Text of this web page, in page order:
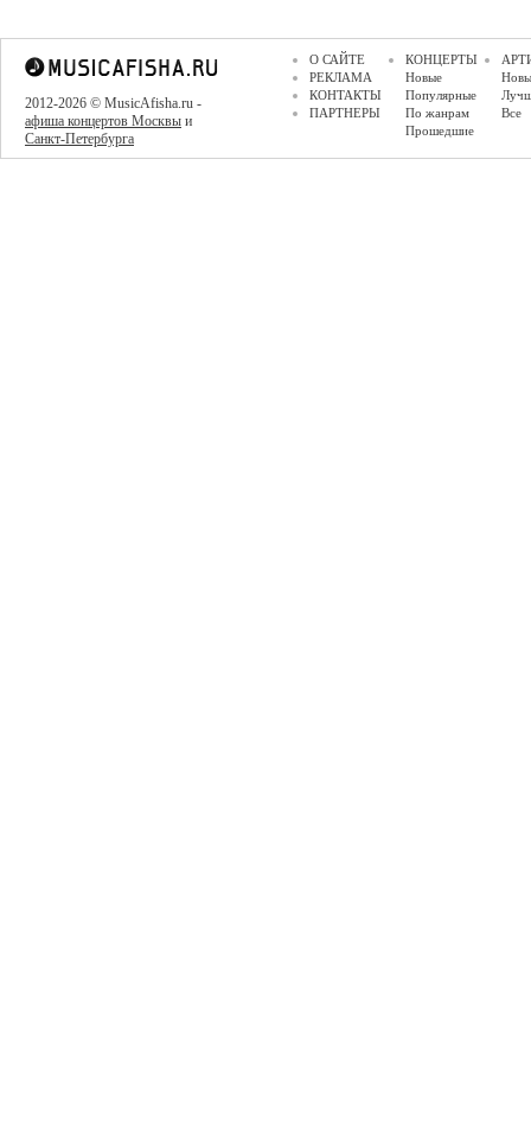
2012-2026 © MusicAfisha.ru -
афиша концертов Москвы и
Санкт-Петербурга
О САЙТЕ
РЕКЛАМА
КОНТАКТЫ
ПАРТНЕРЫ
КОНЦЕРТЫ
Новые
Популярные
По жанрам
Прошедшие
Все